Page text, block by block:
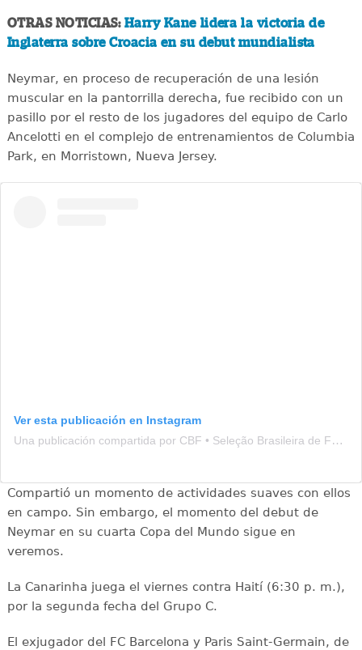
OTRAS NOTICIAS: Harry Kane lidera la victoria de
Inglaterra sobre Croacia en su debut mundialista
Neymar, en proceso de recuperación de una lesión
muscular en la pantorrilla derecha, fue recibido con un
pasillo por el resto de los jugadores del equipo de Carlo
Ancelotti en el complejo de entrenamientos de Columbia
Park, en Morristown, Nueva Jersey.
Ver esta publicación en Instagram
Una publicación compartida por CBF • Seleção Brasileira de Futebol (@brasil)
Compartió un momento de actividades suaves con ellos
en campo. Sin embargo, el momento del debut de
Neymar en su cuarta Copa del Mundo sigue en
veremos.
La Canarinha juega el viernes contra Haití (6:30 p. m.),
por la segunda fecha del Grupo C.
El exjugador del FC Barcelona y Paris Saint-Germain, de